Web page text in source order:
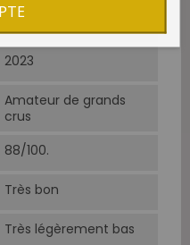
Aujourd'hui
2023
Amateur de grands
crus
88/100.
Très bon
Très légèrement bas